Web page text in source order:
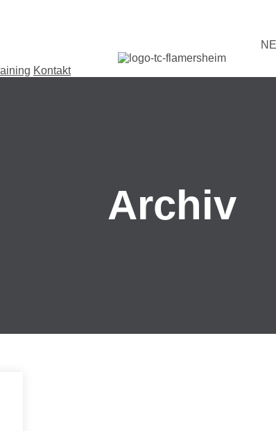
NEWS
Kontakt
Archiv